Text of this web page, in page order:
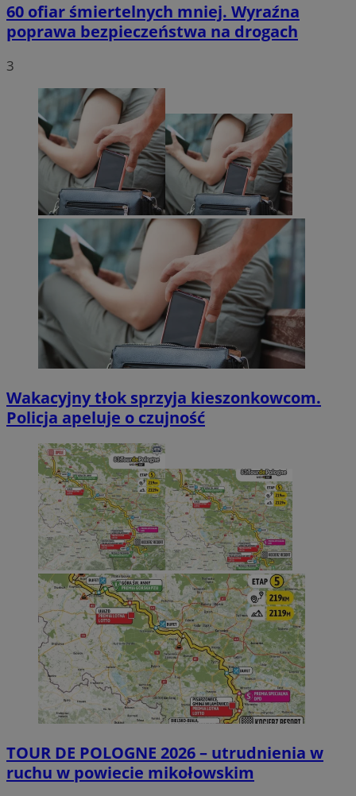
60 ofiar śmiertelnych mniej. Wyraźna
poprawa bezpieczeństwa na drogach
3
Wakacyjny tłok sprzyja kieszonkowcom.
Policja apeluje o czujność
TOUR DE POLOGNE 2026 – utrudnienia w
ruchu w powiecie mikołowskim